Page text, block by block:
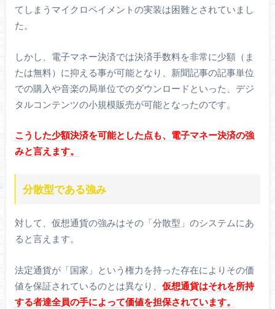
てしまうマイクロペイメントの実装は困難とされていまし
た。
しかし、電子マネー決済では決済手数料を非常に少額（ま
たは無料）に抑える事が可能となり、新聞記事の記事単位
での購入や音楽の局単位でのダウンロードといった、デジ
タルコンテンツの小規模販売が可能となったのです。
こうした少額決済を可能とした点も、電子マネー決済の強
みと言えます。
分散型である強み
対して、仮想通貨の強みはその「分散型」のシステムにあ
ると言えます。
法定通貨が「国家」という権力を持った存在によりその価
値を保証されているのとは異なり、 仮想通貨はそれを所持
する者達全員の手によって価値を担保されています。